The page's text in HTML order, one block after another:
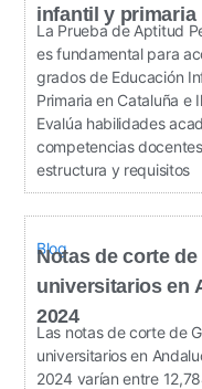
infantil y primaria
La Prueba de Aptitud
es fundamental para
grados de Educación
Primaria en Cataluña e
Evalúa habilidades
competencias
estructura y requisitos
Blog
Notas de corte
universitarios en
2024
Las notas de corte de
universitarios en
2024 varían entre